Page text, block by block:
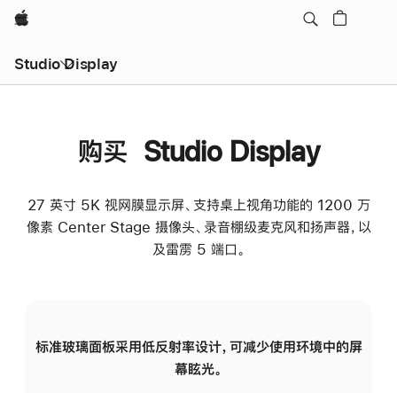
Apple
Studio Display
购买 Studio Display
27 英寸 5K 视网膜显示屏、支持桌上视角功能的 1200 万
像素 Center Stage 摄像头、录音棚级麦克风和扬声器，以
及雷雳 5 端口。
标准玻璃面板采用低反射率设计，可减少使用环境中的屏
幕眩光。